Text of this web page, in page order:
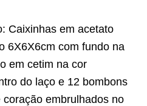
Caixinhas em acetato
6X6X6cm com fundo na
em cetim na cor
do laço e 12 bombons
embrulhados no